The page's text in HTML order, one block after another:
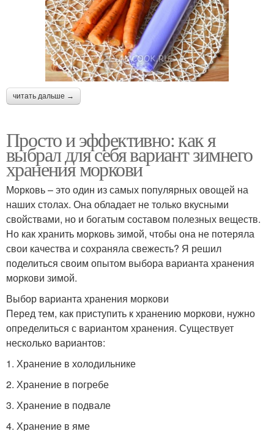
читать дальше →
Просто и эффективно: как я
выбрал для себя вариант зимнего
хранения моркови
Морковь – это один из самых популярных овощей на
наших столах. Она обладает не только вкусными
свойствами, но и богатым составом полезных веществ.
Но как хранить морковь зимой, чтобы она не потеряла
свои качества и сохраняла свежесть? Я решил
поделиться своим опытом выбора варианта хранения
моркови зимой.
Выбор варианта хранения моркови
Перед тем, как приступить к хранению моркови, нужно
определиться с вариантом хранения. Существует
несколько вариантов:
1. Хранение в холодильнике
2. Хранение в погребе
3. Хранение в подвале
4. Хранение в яме